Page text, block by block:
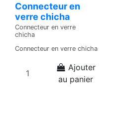
Connecteur en
verre chicha
Connecteur en verre
chicha
Connecteur en verre chicha
Ajouter
au panier